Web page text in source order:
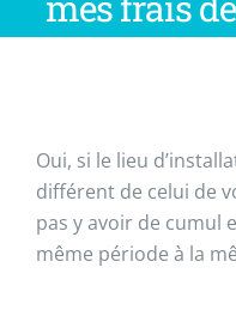
Oui, si le lieu
différent de celui de
pas y avoir de cumul
même période à la